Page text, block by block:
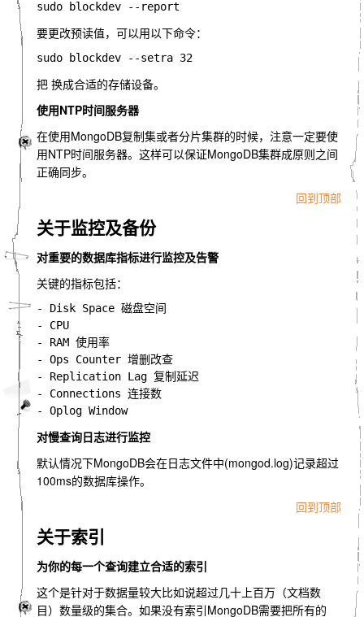
要更改预读值，可以用以下命令：
把 换成合适的存储设备。
使用NTP时间服务器
在使用MongoDB复制集或者分片集群的时候，注意一定要使
用NTP时间服务器。这样可以保证MongoDB集群成原则之间
正确同步。
回到顶部
关于监控及备份
对重要的数据库指标进行监控及告警
关键的指标包括：
- Disk Space 磁盘空间
- CPU
- RAM 使用率
- Ops Counter 增删改查
- Replication Lag 复制延迟
- Connections 连接数
对慢查询日志进行监控
默认情况下MongoDB会在日志文件中(mongod.log)记录超过
100ms的数据库操作。
回到顶部
关于索引
为你的每一个查询建立合适的索引
这个是针对于数据量较大比如说超过几十上百万（文档数
目）数量级的集合。如果没有索引MongoDB需要把所有的